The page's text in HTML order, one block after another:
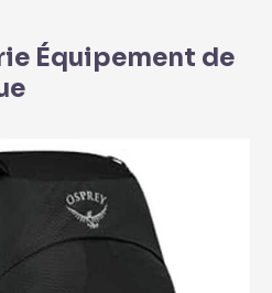
Équipement de